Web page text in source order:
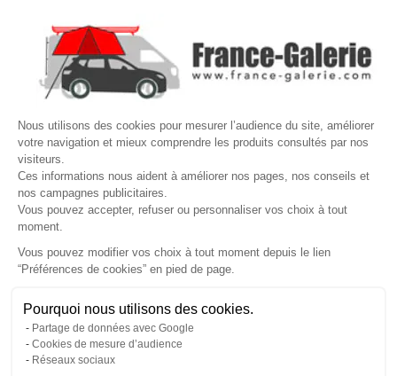
Nous utilisons des cookies pour mesurer l’audience du site, améliorer
votre navigation et mieux comprendre les produits consultés par nos
visiteurs.
Ces informations nous aident à améliorer nos pages, nos conseils et
nos campagnes publicitaires.
Vous pouvez accepter, refuser ou personnaliser vos choix à tout
moment.
Vous pouvez modifier vos choix à tout moment depuis le lien
“Préférences de cookies” en pied de page.
Pourquoi nous utilisons des cookies.
Partage de données avec Google
Cookies de mesure d’audience
Réseaux sociaux
Gérer mes cookies
VOTRE COMPTE 
Site protégé par reCAPTCHA.
LETTRE D'INFORMATIONS
© Copyright 2026 France Galerie. Tous droits reservés.
Une question ? Nous sommes là pour vous accompagner
Non, merci